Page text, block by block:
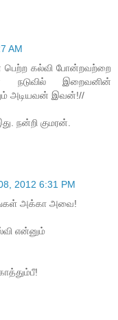
AM
பெற்ற கல்வி போன்றவற்றை
நடுவில் இறைவனின்
அடியவன் இவன்!//
நன்றி குமரன்.
2012 6:31 PM
அக்கா அவை!
என்னும்